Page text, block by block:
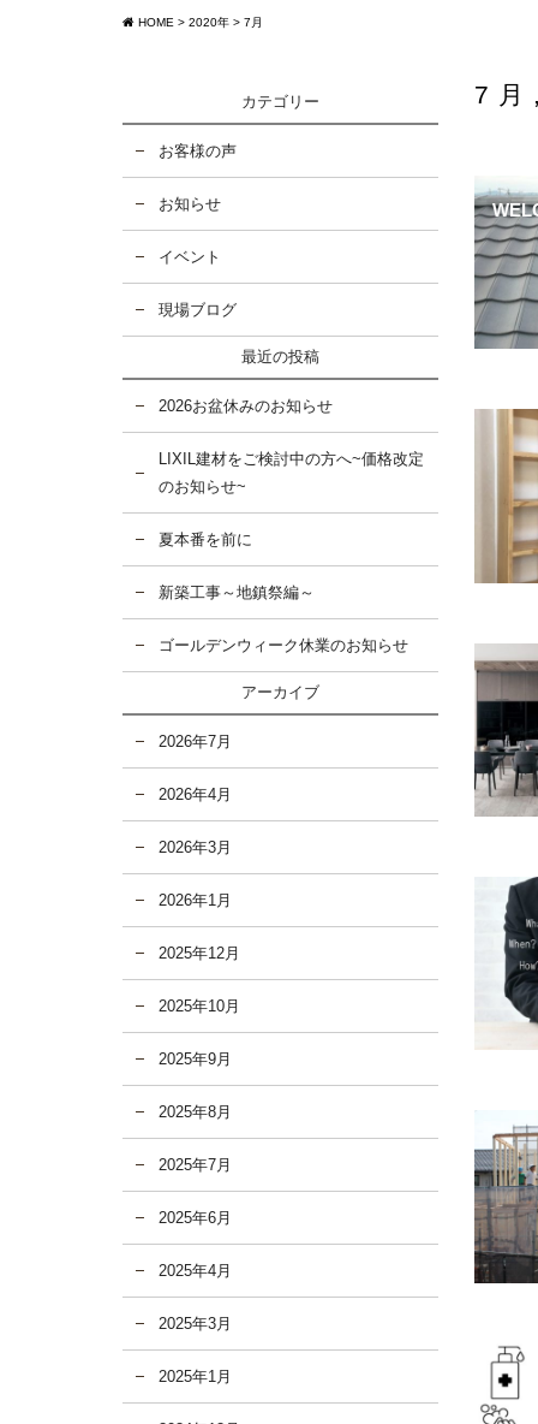
HOME > 2020年 > 7月
7
カテゴリー
お客様の声
お知らせ
イベント
現場ブログ
最近の投稿
2026お盆休みのお知らせ
LIXIL建材をご検討中の方へ~価格改定
のお知らせ~
夏本番を前に
新築工事～地鎮祭編～
ゴールデンウィーク休業のお知らせ
アーカイブ
2026年7月
2026年4月
2026年3月
2026年1月
2025年12月
2025年10月
2025年9月
2025年8月
2025年7月
2025年6月
2025年4月
2025年3月
2025年1月